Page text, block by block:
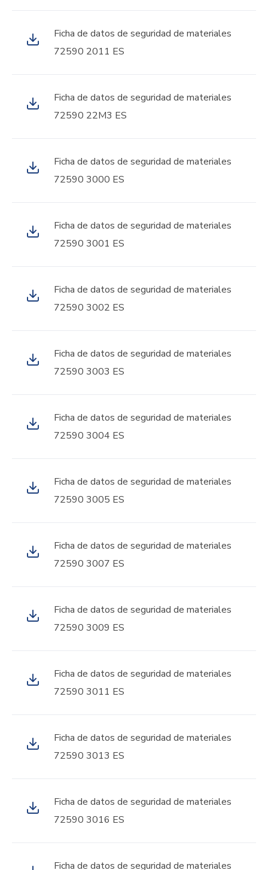
Ficha de datos de seguridad de materiales
72590 2011 ES
Ficha de datos de seguridad de materiales
72590 22M3 ES
Ficha de datos de seguridad de materiales
72590 3000 ES
Ficha de datos de seguridad de materiales
72590 3001 ES
Ficha de datos de seguridad de materiales
72590 3002 ES
Ficha de datos de seguridad de materiales
72590 3003 ES
Ficha de datos de seguridad de materiales
72590 3004 ES
Ficha de datos de seguridad de materiales
72590 3005 ES
Ficha de datos de seguridad de materiales
72590 3007 ES
Ficha de datos de seguridad de materiales
72590 3009 ES
Ficha de datos de seguridad de materiales
72590 3011 ES
Ficha de datos de seguridad de materiales
72590 3013 ES
Ficha de datos de seguridad de materiales
72590 3016 ES
Ficha de datos de seguridad de materiales